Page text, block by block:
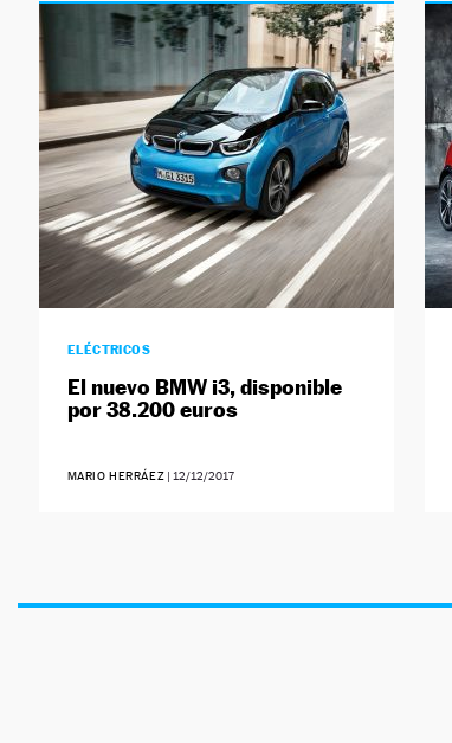
ELÉCTRICOS
El nuevo BMW i3, disponible
por 38.200 euros
MARIO HERRÁEZ | 12/12/2017